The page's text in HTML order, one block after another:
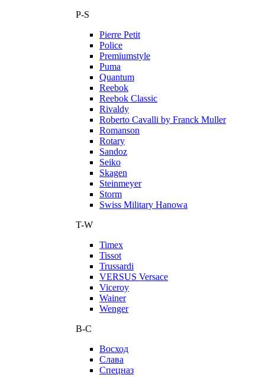
P-S
Pierre Petit
Police
Premiumstyle
Puma
Quantum
Reebok
Reebok Classic
Rivaldy
Roberto Cavalli by Franck Muller
Romanson
Rotary
Sandoz
Seiko
Skagen
Steinmeyer
Storm
Swiss Military Hanowa
T-W
Timex
Tissot
Trussardi
VERSUS Versace
Viceroy
Wainer
Wenger
В-С
Восход
Слава
Спецназ